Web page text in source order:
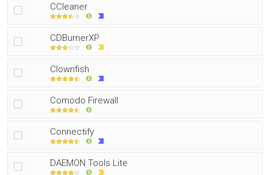
CCleaner
CDBurnerXP
Clownfish
Comodo Firewall
Connectify
DAEMON Tools Lite